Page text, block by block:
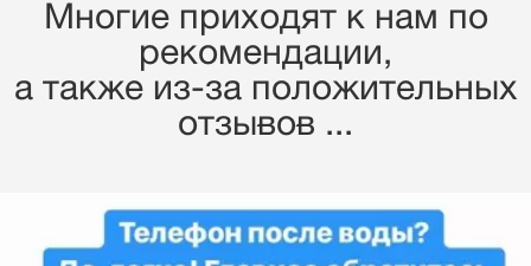
Многие приходят к нам по
рекомендации,
a также из-за положительных
отзывов ...